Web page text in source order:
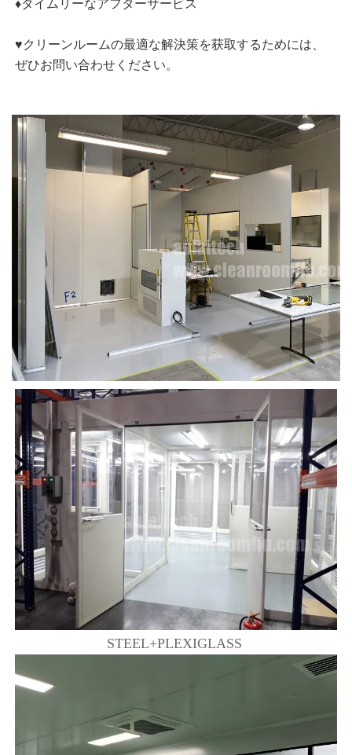
♦タイムリーなアフターサービス
♥クリーンルームの最適な解決策を获取するためには、
ぜひお問い合わせください。
STEEL+PLEXIGLASS